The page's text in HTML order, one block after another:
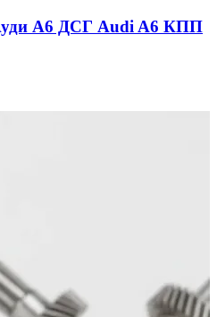
А6 ДСГ Audi A6 КПП